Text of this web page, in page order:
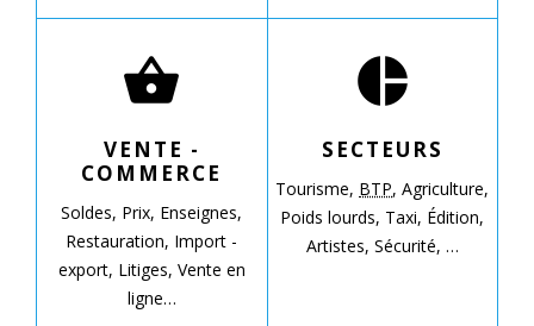
shopping_basket
VENTE -
COMMERCE
Soldes, Prix, Enseignes,
Restauration, Import -
export, Litiges, Vente en
ligne…
pie_chart
SECTEURS
Tourisme, BTP,Agriculture,
Poids lourds, Taxi, Édition,
Artistes, Sécurité, …